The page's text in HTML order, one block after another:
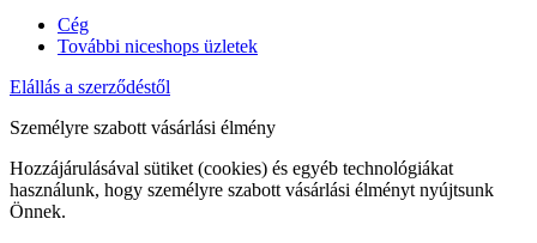
Cég
További niceshops üzletek
Elállás a szerződéstől
Személyre szabott vásárlási élmény
Hozzájárulásával sütiket (cookies) és egyéb technológiákat
használunk, hogy személyre szabott vásárlási élményt nyújtsunk
Önnek.